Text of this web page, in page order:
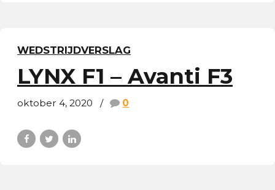
WEDSTRIJDVERSLAG
LYNX F1 – Avanti F3
oktober 4, 2020 0